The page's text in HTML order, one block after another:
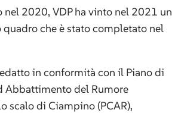
2020, VDP ha vinto nel 2021 un
che è stato completato nel
in conformità con il Piano di
Abbattimento del Rumore
scalo di Ciampino (PCAR),